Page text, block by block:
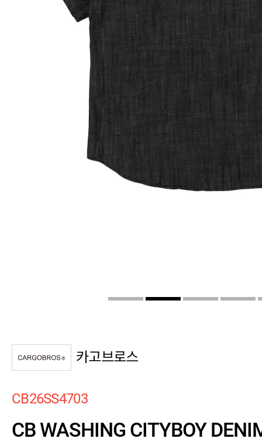
카고브로스
CB26SS4703
CB WASHING CITYBOY